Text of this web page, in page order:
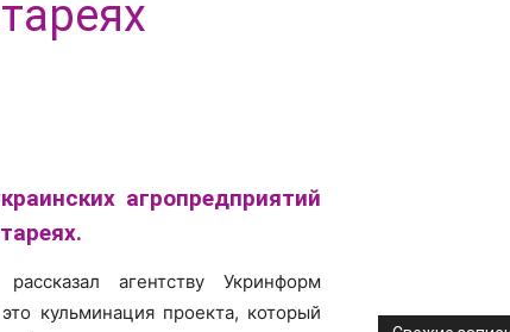
агропредприятий
агентству Укринформ
кульминация проекта, который